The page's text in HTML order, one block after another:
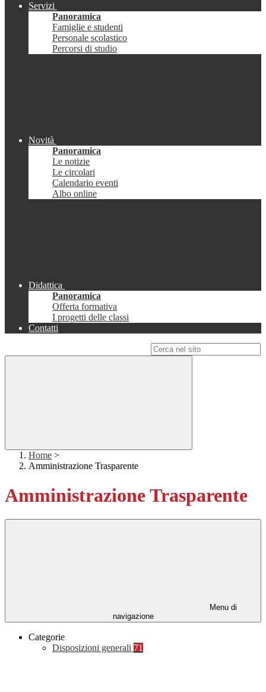
Servizi
Panoramica
Famiglie e studenti
Personale scolastico
Percorsi di studio
Novità
Panoramica
Le notizie
Le circolari
Calendario eventi
Albo online
Didattica
Panoramica
Offerta formativa
I progetti delle classi
Contatti
Home >
Amministrazione Trasparente
Amministrazione Trasparente
Menu di
navigazione
Categorie
Disposizioni generali 71